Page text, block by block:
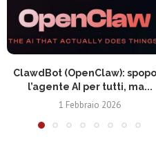
ClawdBot (OpenClaw):
l’agente AI per tutti, ma...
1 Febbraio 2026